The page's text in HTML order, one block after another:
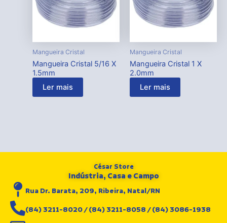
Mangueira Cristal
Mangueira Cristal 5/16 X
1.5mm
Ler mais
Mangueira Cristal
Mangueira Cristal 1 X
2.0mm
Ler mais
César Store
Indústria, Casa e Campo
Rua Dr. Barata, 209, Ribeira, Natal/RN
(84) 3211-8020 / (84) 3211-8058 / (84) 3086-1938